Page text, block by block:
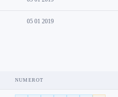
05 01 2019
NUMEROT